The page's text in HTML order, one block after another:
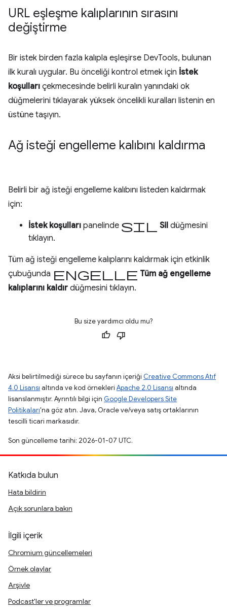
URL eşleşme kalıplarının sırasını
değiştirme
Bir istek birden fazla kalıpla eşleşirse DevTools, bulunan
ilk kuralı uygular. Bu önceliği kontrol etmek için İstek
koşulları çekmecesinde belirli kuralın yanındaki ok
düğmelerini tıklayarak yüksek öncelikli kuralları listenin en
üstüne taşıyın.
Ağ isteği engelleme kalıbını kaldırma
Belirli bir ağ isteği engelleme kalıbını listeden kaldırmak
için:
İstek koşulları panelinde Sil Sil düğmesini
tıklayın.
Tüm ağ isteği engelleme kalıplarını kaldırmak için etkinlik
çubuğunda engelle Tüm ağ engelleme
kalıplarını kaldır düğmesini tıklayın.
Bu size yardımcı oldu mu?
Aksi belirtilmediği sürece bu sayfanın içeriği Creative Commons Atıf
4.0 Lisansı altında ve kod örnekleri Apache 2.0 Lisansı altında
lisanslanmıştır. Ayrıntılı bilgi için Google Developers Site
Politikaları'na göz atın. Java, Oracle ve/veya satış ortaklarının
tescilli ticari markasıdır.
Son güncelleme tarihi: 2026-01-07 UTC.
Katkıda bulun
Hata bildirin
Açık sorunlara bakın
İlgili içerik
Chromium güncellemeleri
Örnek olaylar
Arşivle
Podcast'ler ve programlar